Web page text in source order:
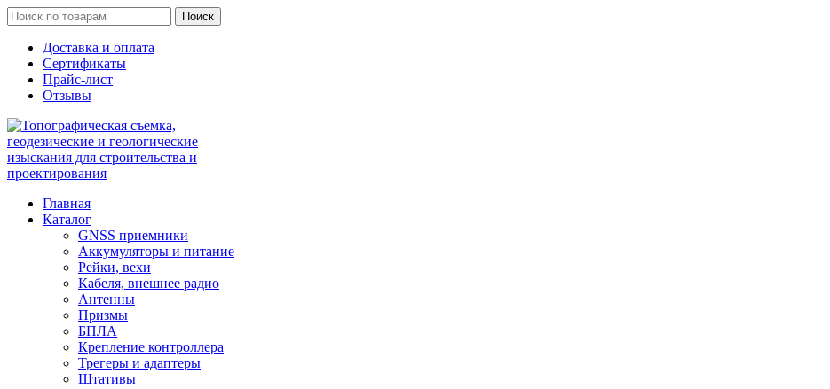
Поиск
Доставка и оплата
Сертификаты
Прайс-лист
Отзывы
Главная
Каталог
GNSS приемники
Аккумуляторы и питание
Рейки, вехи
Кабеля, внешнее радио
Антенны
Призмы
БПЛА
Крепление контроллера
Трегеры и адаптеры
Штативы